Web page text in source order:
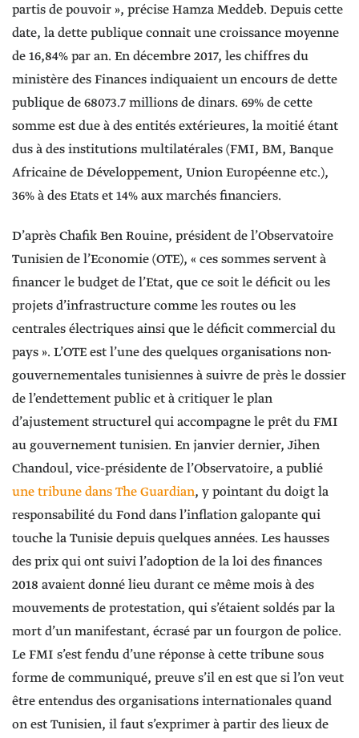
partis de pouvoir », précise Hamza Meddeb. Depuis cette
date, la dette publique connait une croissance moyenne
de 16,84% par an. En décembre 2017, les chiffres du
ministère des Finances indiquaient un encours de dette
publique de 68073.7 millions de dinars. 69% de cette
somme est due à des entités extérieures, la moitié étant
dus à des institutions multilatérales (FMI, BM, Banque
Africaine de Développement, Union Européenne etc.),
36% à des Etats et 14% aux marchés financiers.
D’après Chafik Ben Rouine, président de l’Observatoire
Tunisien de l’Economie (OTE), « ces sommes servent à
financer le budget de l’Etat, que ce soit le déficit ou les
projets d’infrastructure comme les routes ou les
centrales électriques ainsi que le déficit commercial du
pays ». L’OTE est l’une des quelques organisations non-
gouvernementales tunisiennes à suivre de près le dossier
de l’endettement public et à critiquer le plan
d’ajustement structurel qui accompagne le prêt du FMI
au gouvernement tunisien. En janvier dernier, Jihen
Chandoul, vice-présidente de l’Observatoire, a publié
une tribune dans The Guardian, y pointant du doigt la
responsabilité du Fond dans l’inflation galopante qui
touche la Tunisie depuis quelques années. Les hausses
des prix qui ont suivi l’adoption de la loi des finances
2018 avaient donné lieu durant ce même mois à des
mouvements de protestation, qui s’étaient soldés par la
mort d’un manifestant, écrasé par un fourgon de police.
Le FMI s’est fendu d’une réponse à cette tribune sous
forme de communiqué, preuve s’il en est que si l’on veut
être entendus des organisations internationales quand
on est Tunisien, il faut s’exprimer à partir des lieux de